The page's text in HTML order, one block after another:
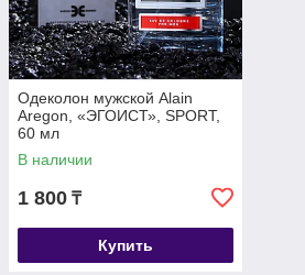
Одеколон мужской Alain
Aregon, «ЭГОИСТ», SPORT,
60 мл
В наличии
1 800 ₸
Купить